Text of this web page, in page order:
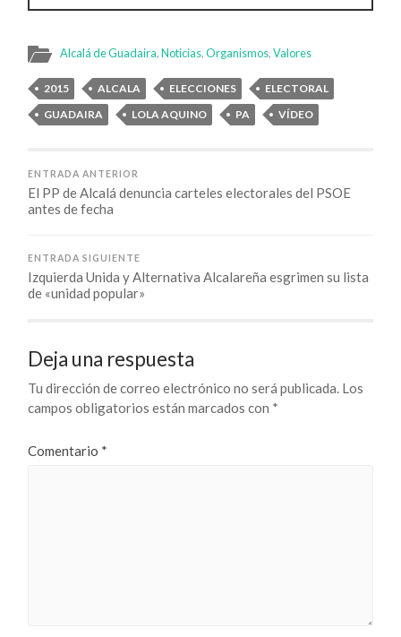
Alcalá de Guadaira,Noticias,Organismos,Valores
2015 ALCALA ELECCIONES
ELECTORAL
GUADAIRA
LOLA AQUINO PA VÍDEO
ENTRADA ANTERIOR
El PP de Alcalá denuncia carteles electorales del PSOE
antes de fecha
ENTRADA SIGUIENTE
Izquierda Unida y Alternativa Alcalareña esgrimen su lista
de «unidad popular»
Deja una respuesta
Tu dirección de correo electrónico no será publicada. Los
campos obligatorios están marcados con *
Comentario *